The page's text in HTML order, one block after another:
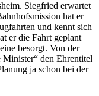
Siegfried erwartet
hat er
und kennt sich
er die Fahrt geplant
besorgt. Von der
Minister“ den Ehrentitel
ja schon bei der